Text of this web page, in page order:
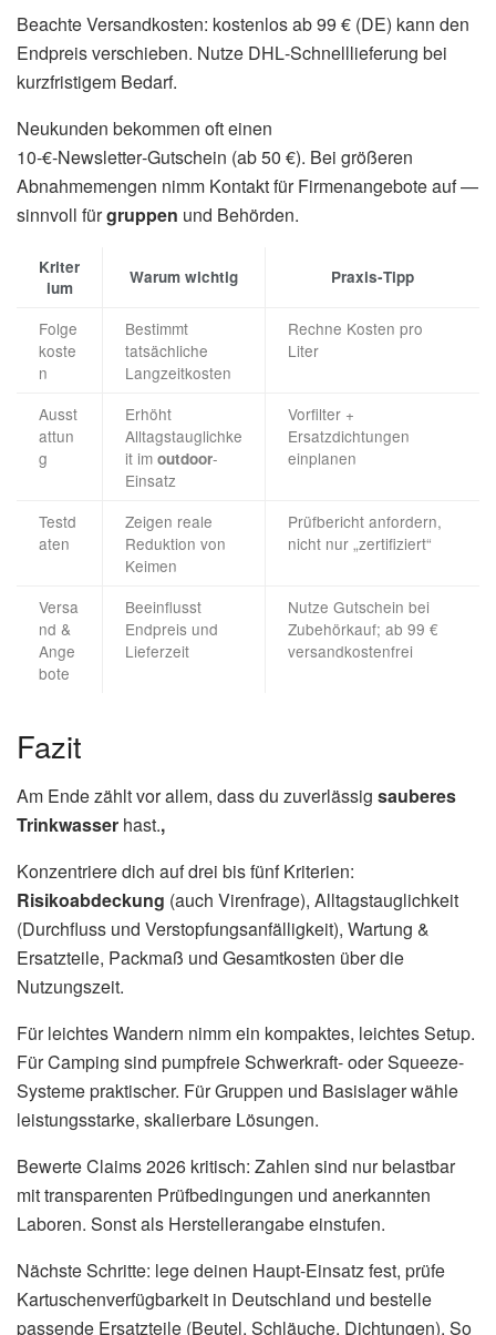
Beachte Versandkosten: kostenlos ab 99 € (DE) kann den
Endpreis verschieben. Nutze DHL‑Schnelllieferung bei
kurzfristigem Bedarf.
Neukunden bekommen oft einen
10‑€‑Newsletter‑Gutschein (ab 50 €). Bei größeren
Abnahmemengen nimm Kontakt für Firmenangebote auf —
sinnvoll fürgruppen und Behörden.
Kriter
ium
Warum wichtig Praxis‑Tipp
Folge
koste
n
Bestimmt
tatsächliche
Langzeitkosten
Rechne Kosten pro
Liter
Ausst
attun
g
Erhöht
Alltagstauglichke
it im outdoor-
Einsatz
Vorfilter +
Ersatzdichtungen
einplanen
Testd
aten
Zeigen reale
Reduktion von
Keimen
Prüfbericht anfordern,
nicht nur „zertifiziert“
Versa
nd &
Ange
bote
Beeinflusst
Endpreis und
Lieferzeit
Nutze Gutschein bei
Zubehörkauf; ab 99 €
versandkostenfrei
Fazit
Am Ende zählt vor allem, dass du zuverlässig sauberes
Trinkwasser hast.,
Konzentriere dich auf drei bis fünf Kriterien:
Risikoabdeckung (auch Virenfrage), Alltagstauglichkeit
(Durchfluss und Verstopfungsanfälligkeit), Wartung &
Ersatzteile, Packmaß und Gesamtkosten über die
Nutzungszeit.
Für leichtes Wandern nimm ein kompaktes, leichtes Setup.
Für Camping sind pumpfreie Schwerkraft- oder Squeeze-
Systeme praktischer. Für Gruppen und Basislager wähle
leistungsstarke, skalierbare Lösungen.
Bewerte Claims 2026 kritisch: Zahlen sind nur belastbar
mit transparenten Prüfbedingungen und anerkannten
Laboren. Sonst als Herstellerangabe einstufen.
Nächste Schritte: lege deinen Haupt-Einsatz fest, prüfe
Kartuschenverfügbarkeit in Deutschland und bestelle
passende Ersatzteile (Beutel, Schläuche, Dichtungen). So